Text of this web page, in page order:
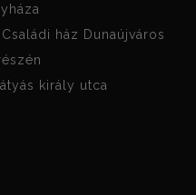
ház Dunaújváros
király utca